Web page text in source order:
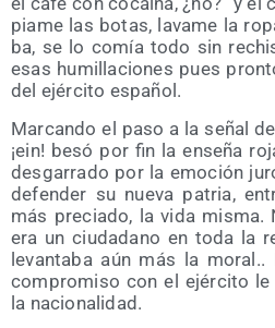
pia­me las botas, lava­me la
ba, se lo comía todo sin
esas humi­lla­cio­nes pues
del ejér­ci­to español.
Mar­can­do el paso a la señal
¡ein! besó por fin la ense­ña
des­ga­rra­do por la emo­ción
defen­der su nue­va patria,
más pre­cia­do, la vida mis­ma.
era un ciu­da­dano en toda la
levan­ta­ba aún más la
com­pro­mi­so con el ejér­ci­to
la nacionalidad.